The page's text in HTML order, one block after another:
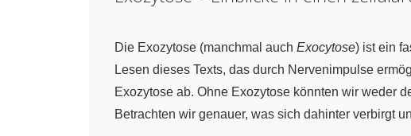
Die Exozytose (manchmal auch Exocytose) ist ein
Lesen dieses Texts, das durch Nervenimpulse
Exozytose ab. Ohne Exozytose könnten wir weder
Betrachten wir genauer, was sich dahinter verbirgt